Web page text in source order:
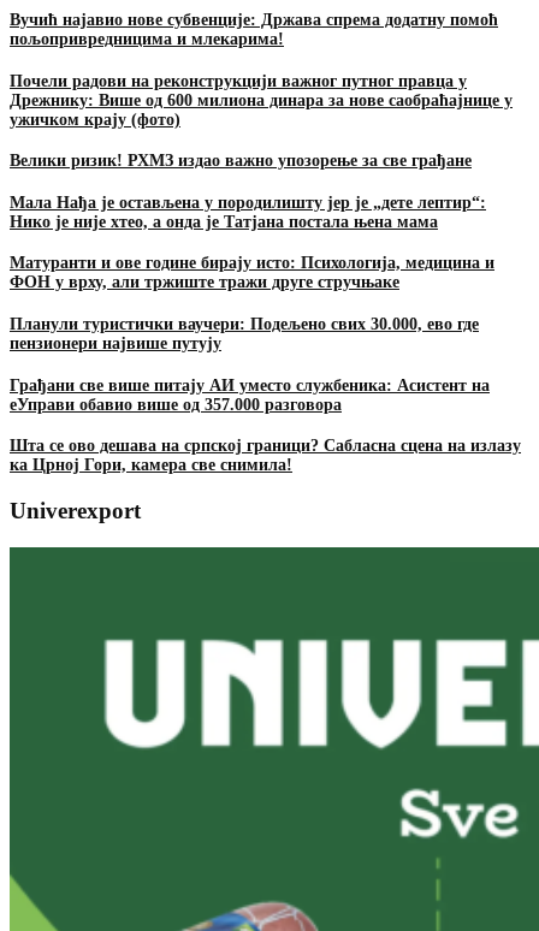
Вучић најавио нове субвенције: Држава спрема додатну помоћ
пољопривредницима и млекарима!
Почели радови на реконструкцији важног путног правца у
Дрежнику: Више од 600 милиона динара за нове саобраћајнице у
ужичком крају (фото)
Велики ризик! РХМЗ издао важно упозорење за све грађане
Мала Нађа је остављена у породилишту јер је „дете лептир“:
Нико је није хтео, а онда је Татјана постала њена мама
Матуранти и ове године бирају исто: Психологија, медицина и
ФОН у врху, али тржиште тражи друге стручњаке
Планули туристички ваучери: Подељено свих 30.000, ево где
пензионери највише путују
Грађани све више питају АИ уместо службеника: Асистент на
еУправи обавио више од 357.000 разговора
Шта се ово дешава на српској граници? Сабласна сцена на излазу
ка Црној Гори, камера све снимила!
Univerexport